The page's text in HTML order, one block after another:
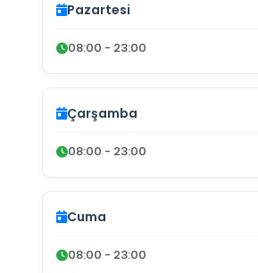
Pazartesi
08:00 - 23:00
Çarşamba
08:00 - 23:00
Cuma
08:00 - 23:00